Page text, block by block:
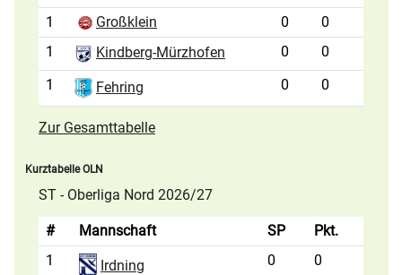
1
Großklein 0
0
1
Kindberg-Mürzhofen 0
0
1
Fehring 0 0
Zur Gesamttabelle
Kurztabelle OLN
ST - Oberliga Nord 2026/27
# Mannschaft SP
Pkt.
1
Irdning 0 0